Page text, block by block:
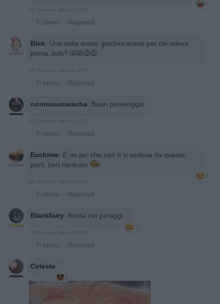
1
25 Gennaio alle ore 10:51
· Ti stimo · Rispondi
Blek: Una volta erano giochini scemi per chi rideva
prima..boh? 🤣🤣😅😅
25 Gennaio alle ore 11:07
· Ti stimo · Rispondi
nonnocucaracha: Buon pomeriggio
25 Gennaio alle ore 14:53
· Ti stimo · Rispondi
Ecchime: È un po' che non ti si vedeva da queste
parti, ben rientrato
1
25 Gennaio alle ore 16:11
· Ti stimo · Rispondi
Blackfairy: Resta nei paraggi..
1
26 Gennaio alle ore 09:57
· Ti stimo · Rispondi
Celeste:
1